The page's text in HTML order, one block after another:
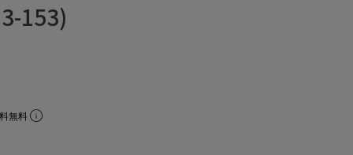
153)
無料